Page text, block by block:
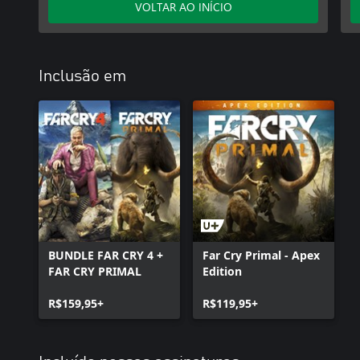
VOLTAR AO INÍCIO
Inclusão em
BUNDLE FAR CRY 4 +
FAR CRY PRIMAL
R$159,95+
Far Cry Primal - Apex
Edition
R$119,95+